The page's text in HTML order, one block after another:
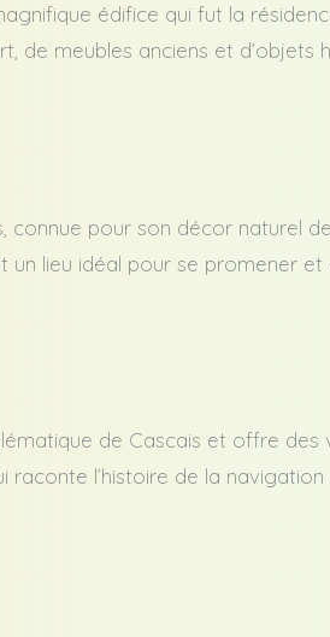
édifice qui fut la
de meubles anciens et d’objets
connue pour son décor naturel
un lieu idéal pour se promener et
de Cascais et offre des
raconte l’histoire de la navigation